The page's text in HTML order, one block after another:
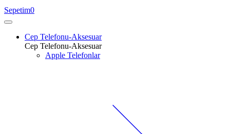
Sepetim0
Cep Telefonu-Aksesuar
Cep Telefonu-Aksesuar
Apple Telefonlar